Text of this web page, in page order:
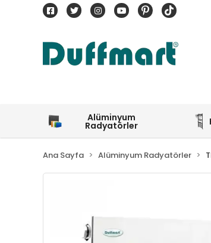
Alüminyum
Radyatörler
Ana Sayfa Alüminyum Radyatörler